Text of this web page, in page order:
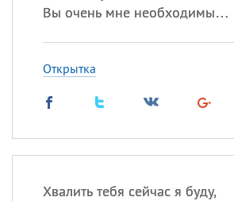
Вы очень мне необходимы…
Открытка
Хвалить тебя сейчас я буду,